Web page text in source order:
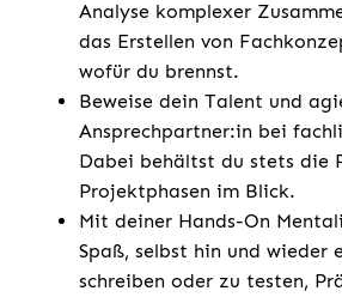
Analyse komplexer
das Erstellen von
wofür du brennst.
Beweise dein Talent und
Ansprechpartner:in bei
Dabei behältst du stets die
Projektphasen im Blick.
Mit deiner Hands-On
Spaß, selbst hin und wieder
schreiben oder zu testen,